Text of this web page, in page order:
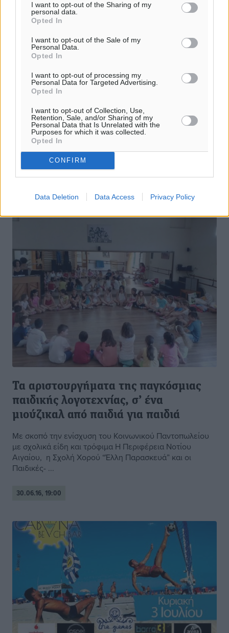
I want to opt-out of the Sharing of my
personal data.
Opted In
I want to opt-out of the Sale of my
Personal Data.
Opted In
I want to opt-out of processing my
Personal Data for Targeted Advertising.
Opted In
I want to opt-out of Collection, Use,
Retention, Sale, and/or Sharing of my
Personal Data that Is Unrelated with the
Purposes for which it was collected.
Opted In
CONFIRM
Data Deletion Data Access Privacy Policy
Πενταπλή επίθεση εφορίας για τα
έσοδα
Κατασχέσεις, δημοσιοποίηση στοιχείων οφειλετών,
επαναφορά προστίμων για αποδείξεις, λουκέτα γα
φοροδιαφυγή και καταπολέμηση λαθρεμπορίου
καπνικών. Σχέδιο πέντε σημείων για το ...
Τα αριστουργήματα της παγκόσμιας
παιδικής λογοτεχνίας, σ’ ένα
μιούζικαλ από παιδιά για παιδιά
Με σκοπό την ενίσχυση του Κοινωνικού Παντοπωλείου
με σχολικά είδη και τρόφιμα Η Περιφέρεια Νοτίου
Αιγαίου, η Σχολή Χορού “Έλλη Παρασκευά” και οι
Παιδικές- ...
30.06.16, 19:00